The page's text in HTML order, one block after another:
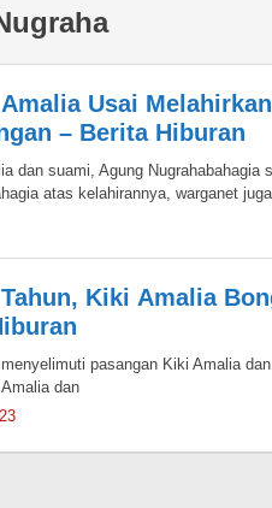
Usai
– Berita Hiburan
dan suami, Agung Nugrahabahagia
atas kelahirannya, warganet juga
Kiki Amalia
pasangan Kiki Amalia
dan